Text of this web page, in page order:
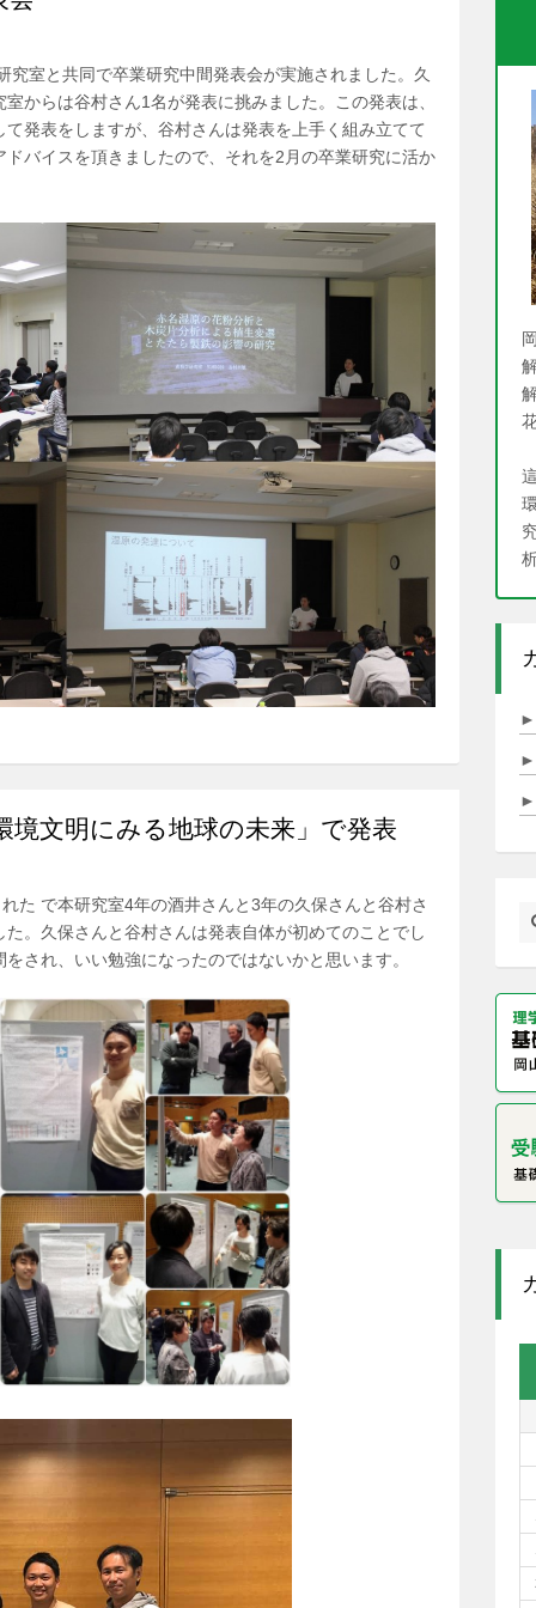
室と共同で卒業研究中間発表会が実施されました。久
からは谷村さん1名が発表に挑みました。この発表は、
発表をしますが、谷村さんは発表を上手く組み立てて
バイスを頂きましたので、それを2月の卒業研究に活か
境文明にみる地球の未来」で発表
た で本研究室4年の酒井さんと3年の久保さんと谷村さ
。久保さんと谷村さんは発表自体が初めてのことでし
され、いい勉強になったのではないかと思います。
►
►
►